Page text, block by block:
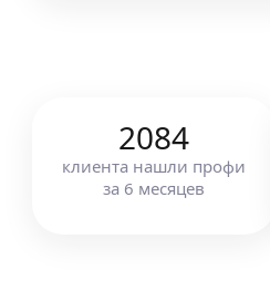
2084
клиента нашли профи
за 6 месяцев